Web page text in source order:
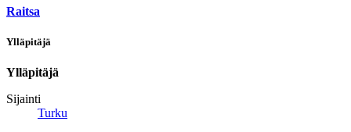
Raitsa
Ylläpitäjä
Ylläpitäjä
Sijainti
Turku